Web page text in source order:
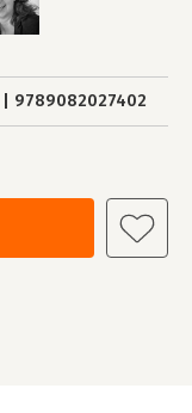
9789082027402